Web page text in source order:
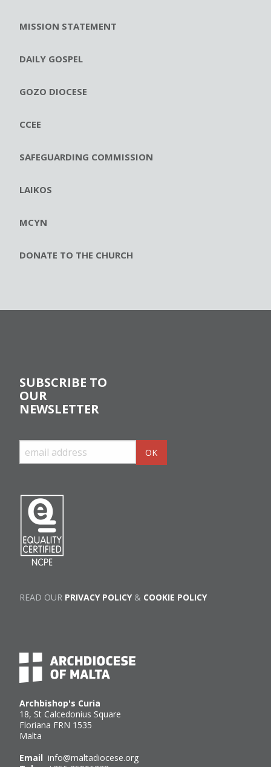
MISSION STATEMENT
DAILY GOSPEL
GOZO DIOCESE
CCEE
SAFEGUARDING COMMISSION
LAIKOS
MCYN
DONATE TO THE CHURCH
Archbishop's Curia
18, St Calcedonius Square
Floriana FRN 1535
Malta
Email info@maltadiocese.org
SUBSCRIBE TO
OUR
NEWSLETTER
READ OUR PRIVACY POLICY& COOKIE POLICY